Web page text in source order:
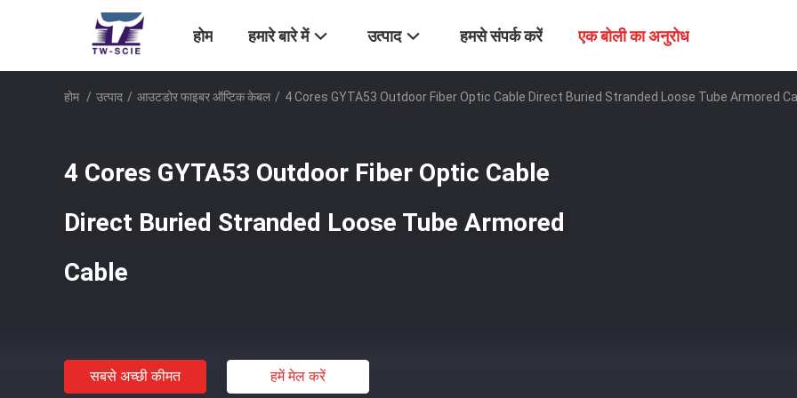
होम हमारे बारे में उत्पाद हमसे संपर्क करें एक बोली का अनुरोध
होम / उत्पाद / आउटडोर फाइबर ऑप्टिक केबल / 4 Cores GYTA53 Outdoor Fiber Optic Cable Direct Buried Stranded Loose Tube Armored
4 Cores GYTA53 Outdoor Fiber Optic Cable
Direct Buried Stranded Loose Tube Armored
Cable
सबसे अच्छी कीमत हमें मेल करें